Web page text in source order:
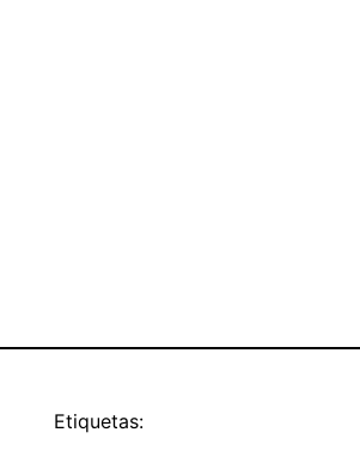
Etiquetas: